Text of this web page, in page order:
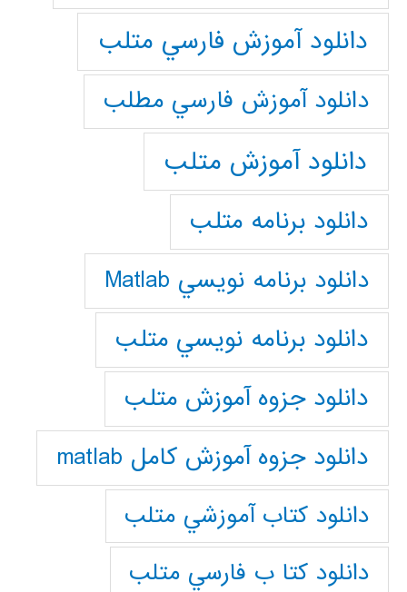
دانلود آموزش فارسي متلب
دانلود آموزش فارسي مطلب
دانلود آموزش متلب
دانلود برنامه متلب
دانلود برنامه نويسي Matlab
دانلود برنامه نويسي متلب
دانلود جزوه آموزش متلب
دانلود جزوه آموزش کامل matlab
دانلود كتاب آموزشي متلب
دانلود كتا ب فارسي متلب